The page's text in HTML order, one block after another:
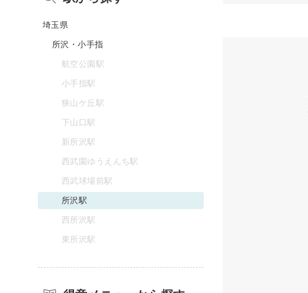
埼玉県
所沢・小手指
航空公園駅
小手指駅
狭山ケ丘駅
下山口駅
新所沢駅
西武園ゆうえんち駅
西武球場前駅
所沢駅
西所沢駅
東所沢駅